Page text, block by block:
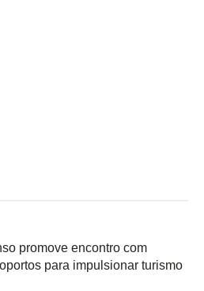
promove encontro com
para impulsionar turismo